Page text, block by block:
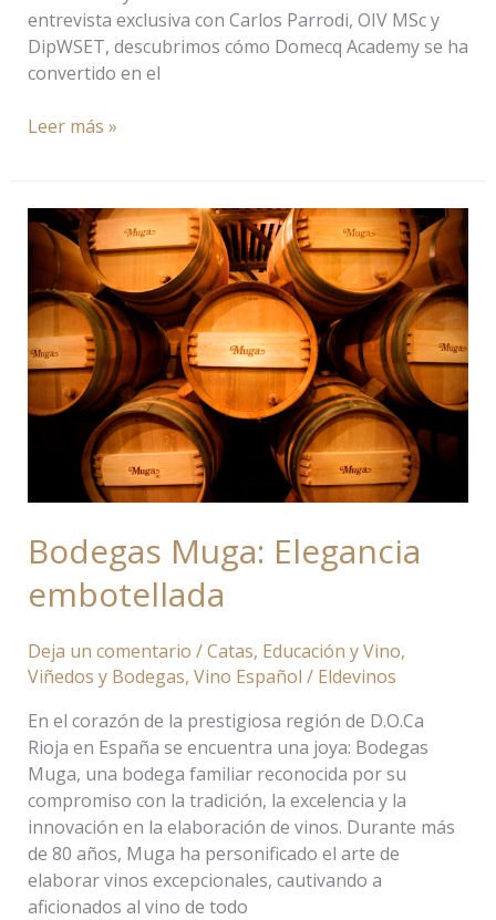
entrevista exclusiva con Carlos Parrodi, OIV MSc y
DipWSET, descubrimos cómo Domecq Academy se ha
convertido en el
Leer más »
Bodegas Muga: Elegancia
embotellada
Deja un comentario /Catas, Educación y Vino,
Viñedos y Bodegas, Vino Español / Eldevinos
En el corazón de la prestigiosa región de D.O.Ca
Rioja en España se encuentra una joya: Bodegas
Muga, una bodega familiar reconocida por su
compromiso con la tradición, la excelencia y la
innovación en la elaboración de vinos. Durante más
de 80 años, Muga ha personificado el arte de
elaborar vinos excepcionales, cautivando a
aficionados al vino de todo
Bodegas
Muga:
Elegancia
embotellada